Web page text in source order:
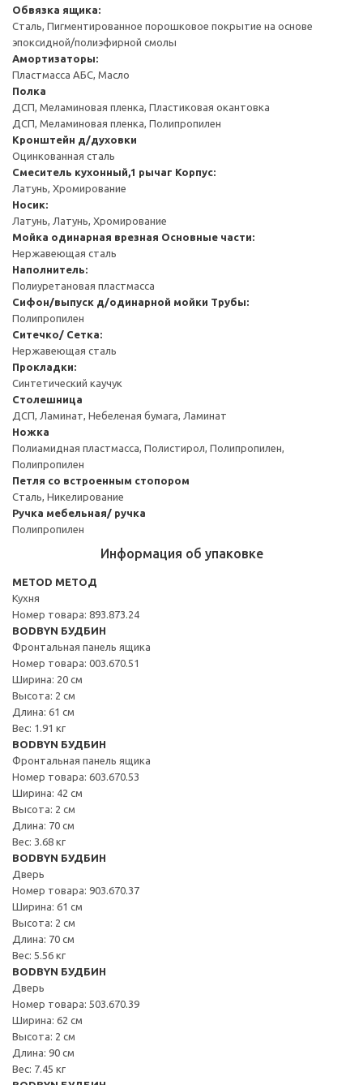
Обвязка ящика:
Сталь, Пигментированное порошковое покрытие на основе
эпоксидной/полиэфирной смолы
Амортизаторы:
Пластмасса АБС, Масло
Полка
ДСП, Меламиновая пленка, Пластиковая окантовка
ДСП, Меламиновая пленка, Полипропилен
Кронштейн д/духовки
Оцинкованная сталь
Смеситель кухонный,1 рычаг Корпус:
Латунь, Хромирование
Носик:
Латунь, Латунь, Хромирование
Мойка одинарная врезная Основные части:
Нержавеющая сталь
Наполнитель:
Полиуретановая пластмасса
Сифон/выпуск д/одинарной мойки Трубы:
Полипропилен
Ситечко/ Сетка:
Нержавеющая сталь
Прокладки:
Синтетический каучук
Столешница
ДСП, Ламинат, Небеленая бумага, Ламинат
Ножка
Полиамидная пластмасса, Полистирол, Полипропилен,
Полипропилен
Петля со встроенным стопором
Сталь, Никелирование
Ручка мебельная/ ручка
Полипропилен
Информация об упаковке
METOD МЕТОД
Кухня
Номер товара: 893.873.24
BODBYN БУДБИН
Фронтальная панель ящика
Номер товара: 003.670.51
Ширина: 20 см
Высота: 2 см
Длина: 61 см
Вес: 1.91 кг
BODBYN БУДБИН
Фронтальная панель ящика
Номер товара: 603.670.53
Ширина: 42 см
Высота: 2 см
Длина: 70 см
Вес: 3.68 кг
BODBYN БУДБИН
Дверь
Номер товара: 903.670.37
Ширина: 61 см
Высота: 2 см
Длина: 70 см
Вес: 5.56 кг
BODBYN БУДБИН
Дверь
Номер товара: 503.670.39
Ширина: 62 см
Высота: 2 см
Длина: 90 см
Вес: 7.45 кг